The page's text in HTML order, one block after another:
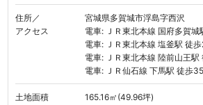
住所／
アクセス
宮城県多賀城市浮島字西沢
電車: ＪＲ東北本線 国府多賀城
電車: ＪＲ東北本線 塩釜駅 徒
電車: ＪＲ東北本線 陸前山王駅
電車: ＪＲ仙石線 下馬駅 徒歩
土地面積 165.16㎡(49.96坪)